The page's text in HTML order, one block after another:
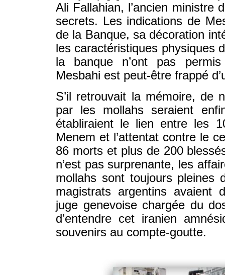
Ali Fallahian, l’ancien ministre
secrets. Les indications de
de la Banque, sa décoration
les caractéristiques physiques
la banque n’ont pas permis
Mesbahi est peut-être frappé
S’il retrouvait la mémoire, de
par les mollahs seraient
établiraient le lien entre les
Menem et l’attentat contre le
86 morts et plus de 200
n’est pas surprenante, les
mollahs sont toujours pleines
magistrats argentins avaient
juge genevoise chargée du
d’entendre cet iranien
souvenirs au compte-goutte.